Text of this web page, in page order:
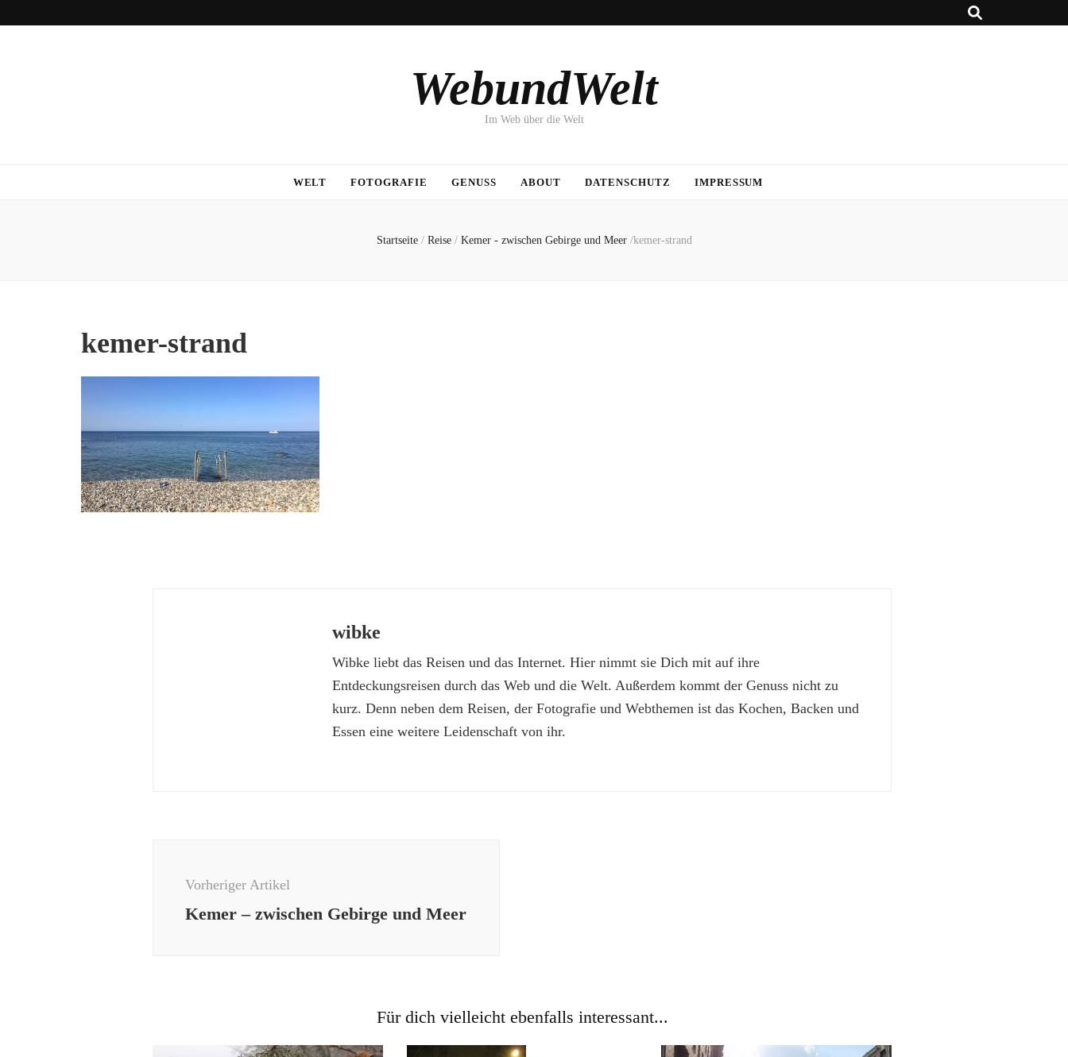
WebundWelt
Im Web über die Welt
WELT FOTOGRAFIE GENUSS ABOUT DATENSCHUTZ IMPRESSUM
Startseite / Reise / Kemer - zwischen Gebirge und Meer /kemer-strand
kemer-strand
wibke
Wibke liebt das Reisen und das Internet. Hier nimmt sie Dich mit auf ihre
Entdeckungsreisen durch das Web und die Welt. Außerdem kommt der Genuss nicht zu
kurz. Denn neben dem Reisen, der Fotografie und Webthemen ist das Kochen, Backen und
Essen eine weitere Leidenschaft von ihr.
Vorheriger Artikel
Kemer – zwischen Gebirge und Meer
Für dich vielleicht ebenfalls interessant...